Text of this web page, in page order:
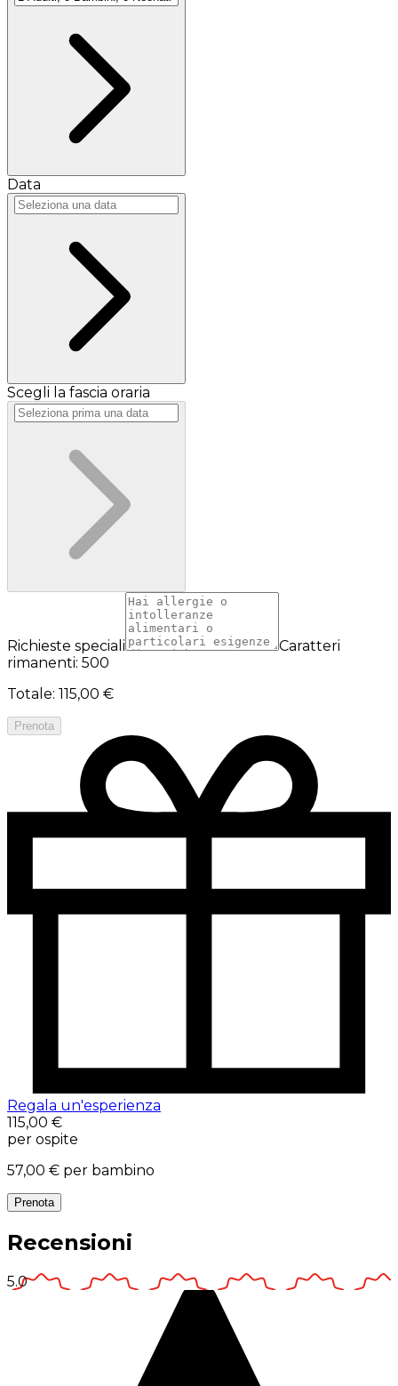
Data
Scegli la fascia oraria
Richieste speciali
Caratteri
rimanenti: 500
Totale: 115,00 €
Prenota
Regala un'esperienza
115,00 €
per ospite
57,00 € per bambino
Prenota
Recensioni
5.0